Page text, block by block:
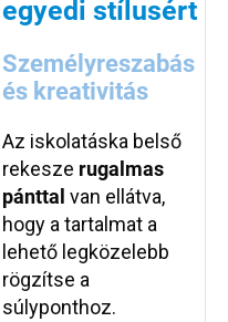
egyedi stílusért
Személyreszabás
és kreativitás
Az iskolatáska belső
rekesze rugalmas
pánttal van ellátva,
hogy a tartalmat a
lehető legközelebb
rögzítse a
súlyponthoz.